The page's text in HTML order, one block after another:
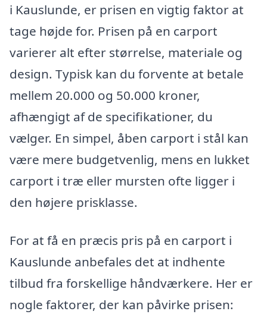
i Kauslunde, er prisen en vigtig faktor at
tage højde for. Prisen på en carport
varierer alt efter størrelse, materiale og
design. Typisk kan du forvente at betale
mellem 20.000 og 50.000 kroner,
afhængigt af de specifikationer, du
vælger. En simpel, åben carport i stål kan
være mere budgetvenlig, mens en lukket
carport i træ eller mursten ofte ligger i
den højere prisklasse.
For at få en præcis pris på en carport i
Kauslunde anbefales det at indhente
tilbud fra forskellige håndværkere. Her er
nogle faktorer, der kan påvirke prisen: